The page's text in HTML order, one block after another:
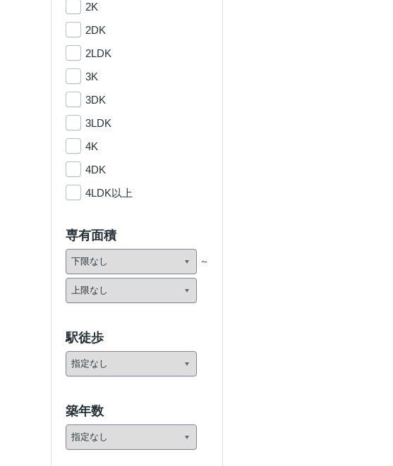
2K
2DK
2LDK
3K
3DK
3LDK
4K
4DK
4LDK以上
専有面積
駅徒歩
築年数